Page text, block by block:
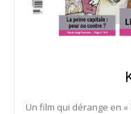
Un film qui dérange en